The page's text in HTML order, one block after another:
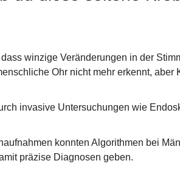
winzige Veränderungen in der
Ohr nicht mehr erkennt, aber
invasive Untersuchungen wie
konnten Algorithmen bei
präzise Diagnosen geben.